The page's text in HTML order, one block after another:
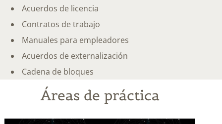
Acuerdos de licencia
Contratos de trabajo
Manuales para empleadores
Acuerdos de externalización
Cadena de bloques
Áreas de práctica